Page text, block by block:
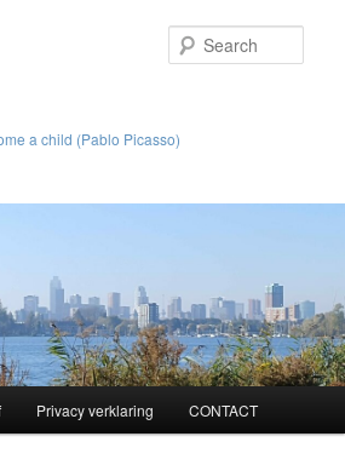
a child (Pablo Picasso)
Privacy verklaring CONTACT